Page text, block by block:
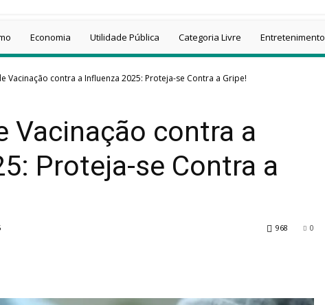
Economia Utilidade Pública Categoria Livre Entretenimento
Vacinação contra a Influenza 2025: Proteja-se Contra a Gripe!
Vacinação contra a
Proteja-se Contra a
0
968